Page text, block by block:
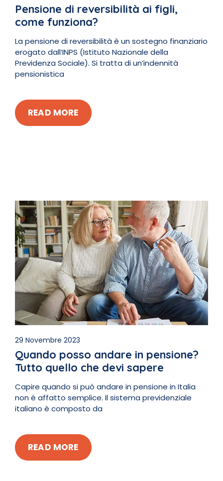
Pensione di reversibilità ai figli,
come funziona?
La pensione di reversibilità è un sostegno finanziario
erogato dall’INPS (Istituto Nazionale della
Previdenza Sociale). Si tratta di un’indennità
pensionistica
READ MORE
29 Novembre 2023
Quando posso andare in pensione?
Tutto quello che devi sapere
Capire quando si può andare in pensione in Italia
non è affatto semplice. Il sistema previdenziale
italiano è composto da
READ MORE